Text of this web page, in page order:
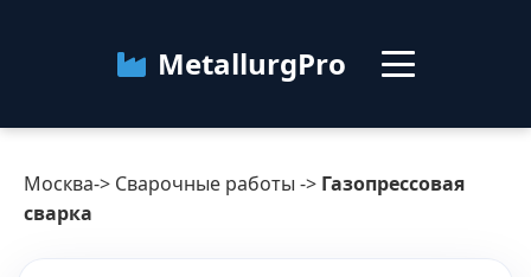
MetallurgPro
Москва
Москва-> Сварочные работы -> Газопрессовая
сварка